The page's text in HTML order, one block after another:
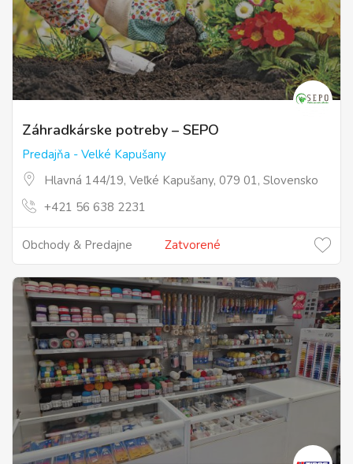
Záhradkárske potreby – SEPO
Predajňa - Velké Kapušany
Hlavná 144/19, Veľké Kapušany, 079 01, Slovensko
+421 56 638 2231
Obchody & Predajne Zatvorené